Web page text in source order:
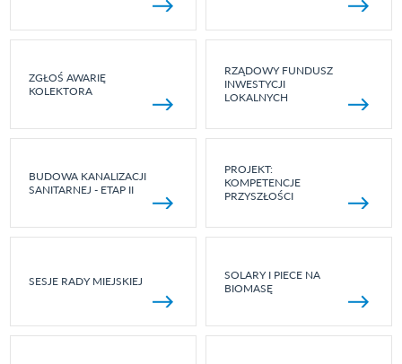
ZGŁOŚ AWARIĘ
KOLEKTORA
RZĄDOWY FUNDUSZ
INWESTYCJI
LOKALNYCH
BUDOWA KANALIZACJI
SANITARNEJ - ETAP II
PROJEKT:
KOMPETENCJE
PRZYSZŁOŚCI
SESJE RADY MIEJSKIEJ
SOLARY I PIECE NA
BIOMASĘ